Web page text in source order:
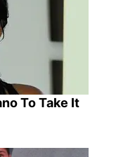
To Take It